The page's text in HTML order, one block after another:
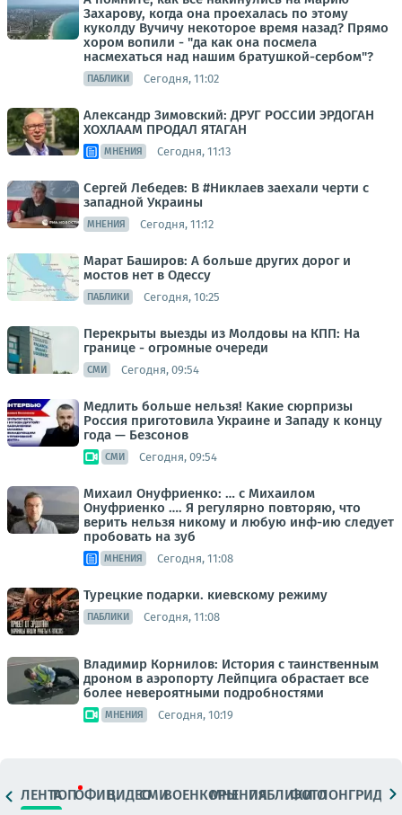
Захарову, когда она проехалась по этому
куколду Вучичу некоторое время назад? Прямо
хором вопили - "да как она посмела
насмехаться над нашим братушкой-сербом"?
ПАБЛИКИ Сегодня, 11:02
Александр Зимовский: ДРУГ РОССИИ ЭРДОГАН
ХОХЛААМ ПРОДАЛ ЯТАГАН
МНЕНИЯ Сегодня, 11:13
Сергей Лебедев: В #Никлаев заехали черти с
западной Украины
МНЕНИЯ Сегодня, 11:12
Марат Баширов: А больше других дорог и
мостов нет в Одессу
ПАБЛИКИ Сегодня, 10:25
Перекрыты выезды из Молдовы на КПП: На
границе - огромные очереди
СМИ Сегодня, 09:54
Медлить больше нельзя! Какие сюрпризы
Россия приготовила Украине и Западу к концу
года — Безсонов
СМИ Сегодня, 09:54
Михаил Онуфриенко: … с Михаилом
Онуфриенко …. Я регулярно повторяю, что
верить нельзя никому и любую инф-ию следует
пробовать на зуб
МНЕНИЯ Сегодня, 11:08
Турецкие подарки. киевскому режиму
ПАБЛИКИ Сегодня, 11:08
Владимир Корнилов: История с таинственным
дроном в аэропорту Лейпцига обрастает все
более невероятными подробностями
МНЕНИЯ Сегодня, 10:19
ЛЕНТАТОПОФИЦ.ВИДЕОСМИВОЕНКОРЫМНЕНИЯПАБЛИКИ
ФОТОЛОНГРИДЫ